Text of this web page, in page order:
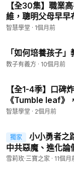
【全30集】職業
維，聰明父母早早
智慧學堂 · 1個月前
「如何培養孩子
教子有義方 · 10個月前
【全1-4季】口碑
《Tumble leaf》
畫 P1 -
智慧學堂 · 2個月前
獨家
小小勇者之
中共惡魔、進化論
飯店
雪莉玫·三寶之家 · 11個月